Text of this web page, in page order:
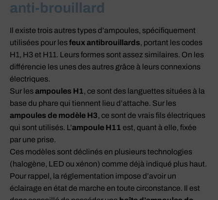
anti-brouillard
Il existe trois autres types d’ampoules, spécifiquement
utilisées pour lesfeux antibrouillards, portant les codes
H1, H3 et H11. Leurs formes sont assez similaires. On les
différencie les unes des autres grâce à leurs connexions
électriques.
Sur lesampoules H1, ce sont des languettes situées à la
base du phare qui tiennent lieu d’attache. Sur les
ampoules de modèle H3, ce sont de vrais fils électriques
qui sont utilisés. L’ampoule H11 est, quant à elle, fixée
par une prise.
Ces modèles sont déclinés en plusieurs technologies
(halogène, LED ou xénon) comme déjà indiqué plus haut.
Pour rappel, la réglementation impose d’avoir un
éclairage en état de marche en toute circonstance. Il est